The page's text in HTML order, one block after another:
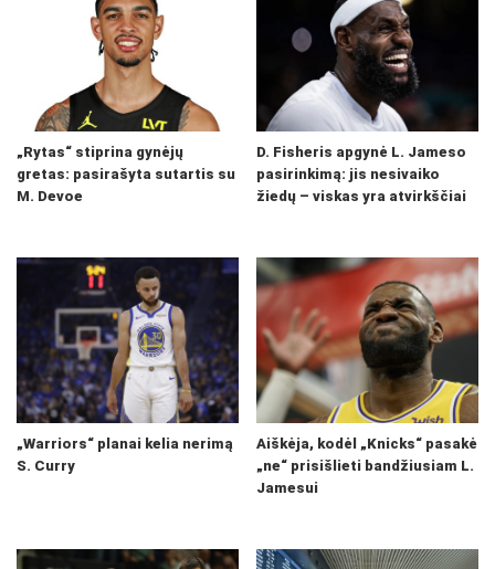
„Rytas“ stiprina gynėjų
gretas: pasirašyta sutartis su
M. Devoe
D. Fisheris apgynė L. Jameso
pasirinkimą: jis nesivaiko
žiedų – viskas yra atvirkščiai
„Warriors“ planai kelia nerimą
S. Curry
Aiškėja, kodėl „Knicks“ pasakė
„ne“ prisišlieti bandžiusiam L.
Jamesui